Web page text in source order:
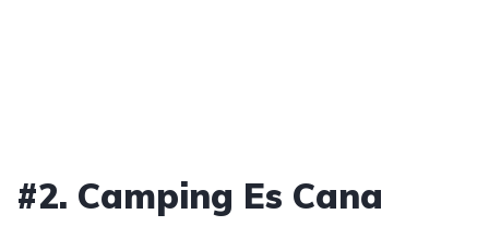
#2. Camping Es Cana